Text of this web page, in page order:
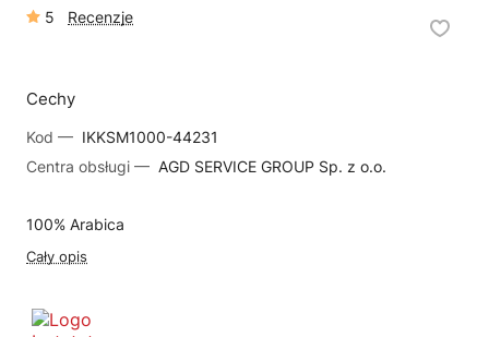
5 Recenzje
Cechy
Kod — IKKSM1000-44231
Centra obsługi — AGD SERVICE GROUP Sp. z o.o.
100% Arabica
Cały opis